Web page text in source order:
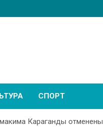
СПОРТ
Караганды отменены